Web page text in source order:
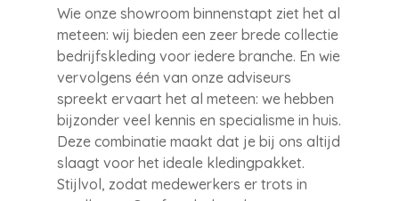
Wie onze showroom binnenstapt ziet het al
meteen: wij bieden een zeer brede collectie
bedrijfskleding voor iedere branche. En wie
vervolgens één van onze adviseurs
spreekt ervaart het al meteen: we hebben
bijzonder veel kennis en specialisme in huis.
Deze combinatie maakt dat je bij ons altijd
slaagt voor het ideale kledingpakket.
Stijlvol, zodat medewerkers er trots in